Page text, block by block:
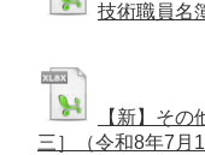
技術職員名
【新】そ
三］（令和8年7月1